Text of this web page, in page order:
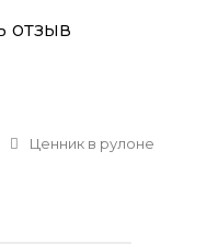
отзыв
Ценник в рулоне